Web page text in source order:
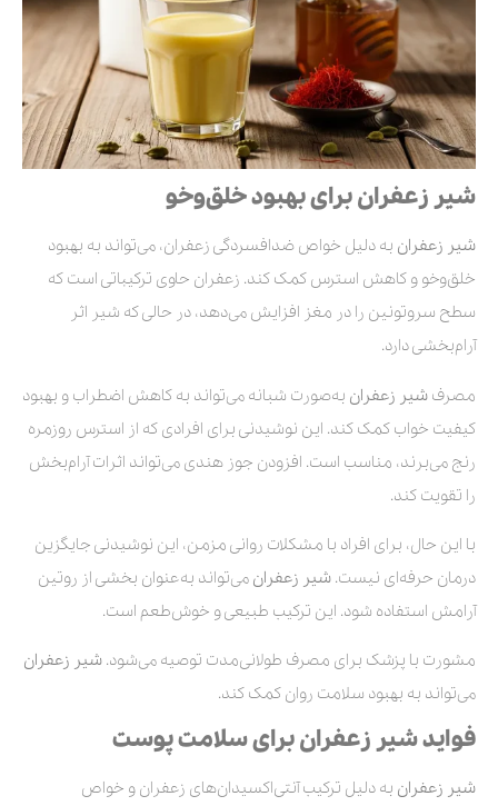
شیر زعفران برای بهبود خلق‌وخو
شیر زعفران به دلیل خواص ضدافسردگی زعفران، می‌تواند به بهبود
خلق‌وخو و کاهش استرس کمک کند. زعفران حاوی ترکیباتی است که
سطح سروتونین را در مغز افزایش می‌دهد، در حالی که شیر اثر
آرام‌بخشی دارد.
مصرف شیر زعفران به‌صورت شبانه می‌تواند به کاهش اضطراب و بهبود
کیفیت خواب کمک کند. این نوشیدنی برای افرادی که از استرس روزمره
رنج می‌برند، مناسب است. افزودن جوز هندی می‌تواند اثرات آرام‌بخش
را تقویت کند.
با این حال، برای افراد با مشکلات روانی مزمن، این نوشیدنی جایگزین
درمان حرفه‌ای نیست. شیر زعفران می‌تواند به‌عنوان بخشی از روتین
آرامش استفاده شود. این ترکیب طبیعی و خوش‌طعم است.
مشورت با پزشک برای مصرف طولانی‌مدت توصیه می‌شود. شیر زعفران
می‌تواند به بهبود سلامت روان کمک کند.
فواید شیر زعفران برای سلامت پوست
شیر زعفران به دلیل ترکیب آنتی‌اکسیدان‌های زعفران و خواص